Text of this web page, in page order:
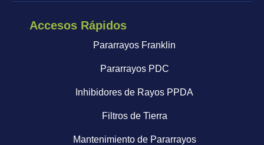
Accesos Rápidos
Pararrayos Franklin
Pararrayos PDC
Inhibidores de Rayos PPDA
Filtros de Tierra
Mantenimiento de Pararrayos